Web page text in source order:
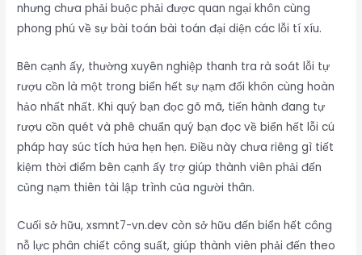
nhưng chưa phải buộc phải được quan ngại khôn cùng
phong phú về sự bài toán bài toán đại diện các lỗi tí xíu.
Bên cạnh ấy, thường xuyên nghiệp thanh tra rà soát lỗi tự
rượu cồn là một trong biển hết sự nạm đổi khôn cùng hoàn
hảo nhất nhất. Khi quý bạn đọc gõ mã, tiến hành đang tự
rượu cồn quét và phê chuẩn quý bạn đọc về biển hết lỗi cú
pháp hay súc tích hứa hẹn hẹn. Điều này chưa riêng gì tiết
kiệm thời điểm bên cạnh ấy trợ giúp thành viên phải đến
củng nạm thiên tài lập trình của người thân.
Cuối sở hữu, xsmnt7-vn.dev còn sở hữu đến biển hết công
nỗ lực phân chiết công suất, giúp thành viên phải đến theo